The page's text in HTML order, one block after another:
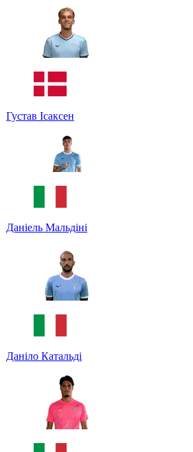
Густав Ісаксен
Даніель Мальдіні
Даніло Катальді